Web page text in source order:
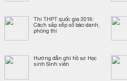
Thi THPT quốc gia 2016:
Cách sắp xếp số báo danh,
phòng thi
Hướng dẫn ghi hồ sơ Học
sinh Sinh viên